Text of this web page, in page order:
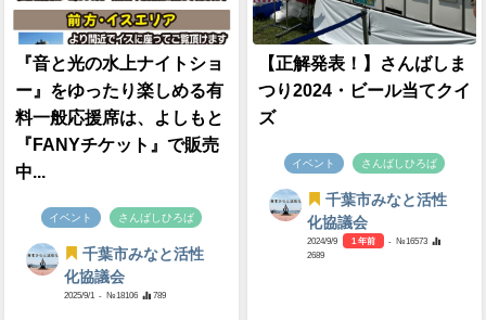
『音と光の水上ナイトショ
ー』をゆったり楽しめる有
料一般応援席は、よしもと
『FANYチケット』で販売
中...
イベント さんばしひろば
千葉市みなと活性
化協議会
2025/9/1 - №18106 789
【正解発表！】さんばしま
つり2024・ビール当てクイ
ズ
イベント さんばしひろば
千葉市みなと活性
化協議会
2024/9/9 1 年前
- №16573
2689